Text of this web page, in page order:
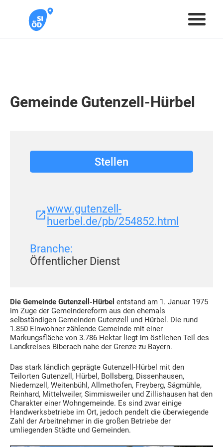
Gemeinde Gutenzell-Hürbel
Die Gemeinde Gutenzell-Hürbel entstand am 1. Januar 1975
im Zuge der Gemeindereform aus den ehemals
selbständigen Gemeinden Gutenzell und Hürbel. Die rund
1.850 Einwohner zählende Gemeinde mit einer
Markungsfläche von 3.786 Hektar liegt im östlichen Teil des
Landkreises Biberach nahe der Grenze zu Bayern.
Das stark ländlich geprägte Gutenzell-Hürbel mit den
Teilorten Gutenzell, Hürbel, Bollsberg, Dissenhausen,
Niedernzell, Weitenbühl, Allmethofen, Freyberg, Sägmühle,
Reinhard, Mittelweiler, Simmisweiler und Zillishausen hat den
Charakter einer Wohngemeinde. Es sind zwar einige
Handwerksbetriebe im Ort, jedoch pendelt die überwiegende
Zahl der Arbeitnehmer in die großen Betriebe der
umliegenden Städte und Gemeinden.
Stellen
www.gutenzell-
huerbel.de/pb/254852.html
Branche:
Öffentlicher Dienst